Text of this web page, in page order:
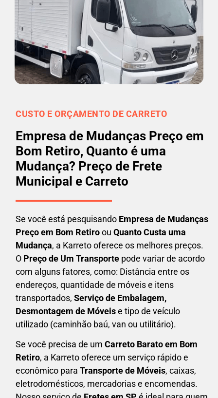
CUSTO E ORÇAMENTO DE CARRETO
Empresa de Mudanças Preço em
Bom Retiro, Quanto é uma
Mudança? Preço de Frete
Municipal e Carreto
Se você está pesquisando Empresa de Mudanças
Preço em Bom Retiroou Quanto Custa uma
Mudança, a Karreto oferece os melhores preços.
O Preço de Um Transporte pode variar de acordo
com alguns fatores, como: Distância entre os
endereços, quantidade de móveis e itens
transportados, Serviço de Embalagem,
Desmontagem de Móveise tipo de veículo
utilizado (caminhão baú, van ou utilitário).
Se você precisa de um Carreto Barato em Bom
Retiro, a Karreto oferece um serviço rápido e
econômico para Transporte de Móveis, caixas,
eletrodomésticos, mercadorias e encomendas.